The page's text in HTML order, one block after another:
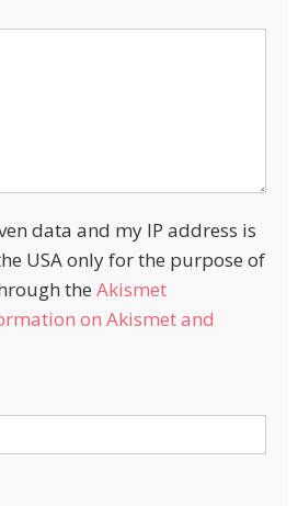
data and my IP address is
USA only for the purpose of
the Akismet
on Akismet and